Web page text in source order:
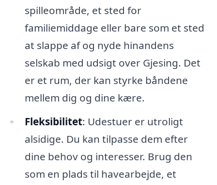
spilleområde, et sted for
familiemiddage eller bare som et sted
at slappe af og nyde hinandens
selskab med udsigt over Gjesing. Det
er et rum, der kan styrke båndene
mellem dig og dine kære.
Fleksibilitet: Udestuer er utroligt
alsidige. Du kan tilpasse dem efter
dine behov og interesser. Brug den
som en plads til havearbejde, et